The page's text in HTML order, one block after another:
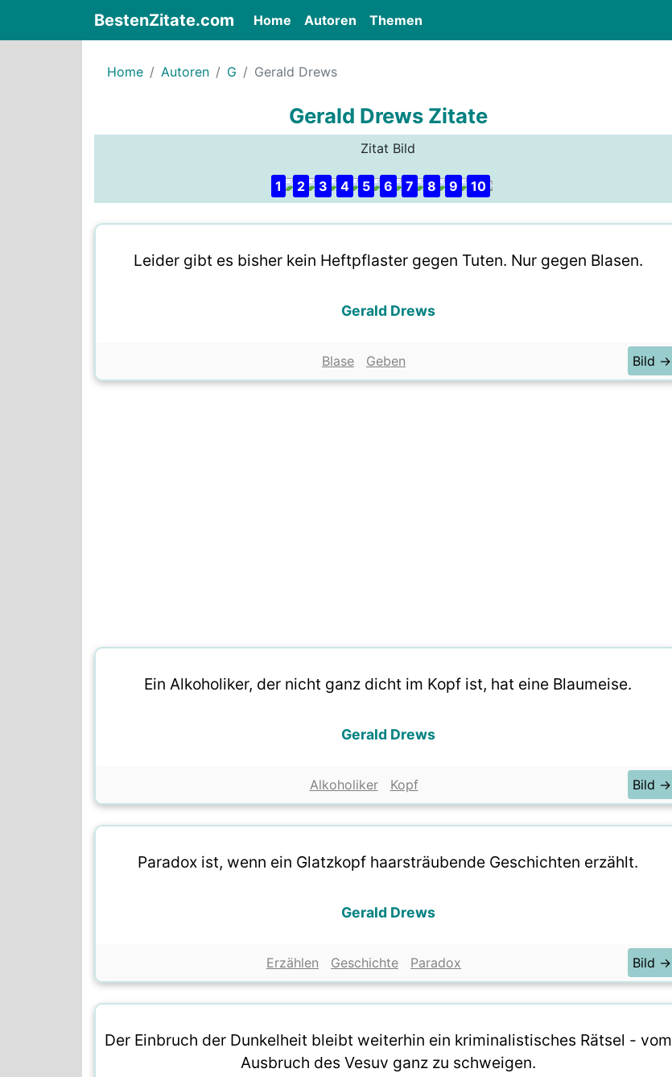
BestenZitate.com Home (current)
Autoren Themen
Home Autoren G Gerald Drews
Gerald Drews Zitate
Zitat Bild
1 2 3 4 5 6 7 8 9 10
Leider gibt es bisher kein Heftpflaster gegen Tuten. Nur gegen Blasen.
Gerald Drews
Blase Geben Bild →
Ein Alkoholiker, der nicht ganz dicht im Kopf ist, hat eine Blaumeise.
Gerald Drews
Alkoholiker Kopf Bild →
Paradox ist, wenn ein Glatzkopf haarsträubende Geschichten erzählt.
Gerald Drews
Erzählen Geschichte Paradox Bild →
Der Einbruch der Dunkelheit bleibt weiterhin ein kriminalistisches Rätsel - vom
Ausbruch des Vesuv ganz zu schweigen.